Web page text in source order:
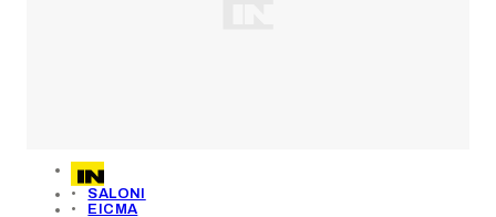
SALONI
EICMA